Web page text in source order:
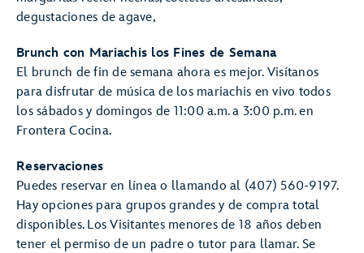
degustaciones de agave,
Brunch con Mariachis los Fines de Semana
El brunch de fin de semana ahora es mejor. Visítanos
para disfrutar de música de los mariachis en vivo todos
los sábados y domingos de 11:00 a.m. a 3:00 p.m. en
Frontera Cocina.
Reservaciones
Puedes reservar en línea o llamando al (407) 560-9197.
Hay opciones para grupos grandes y de compra total
disponibles. Los Visitantes menores de 18 años deben
tener el permiso de un padre o tutor para llamar. Se